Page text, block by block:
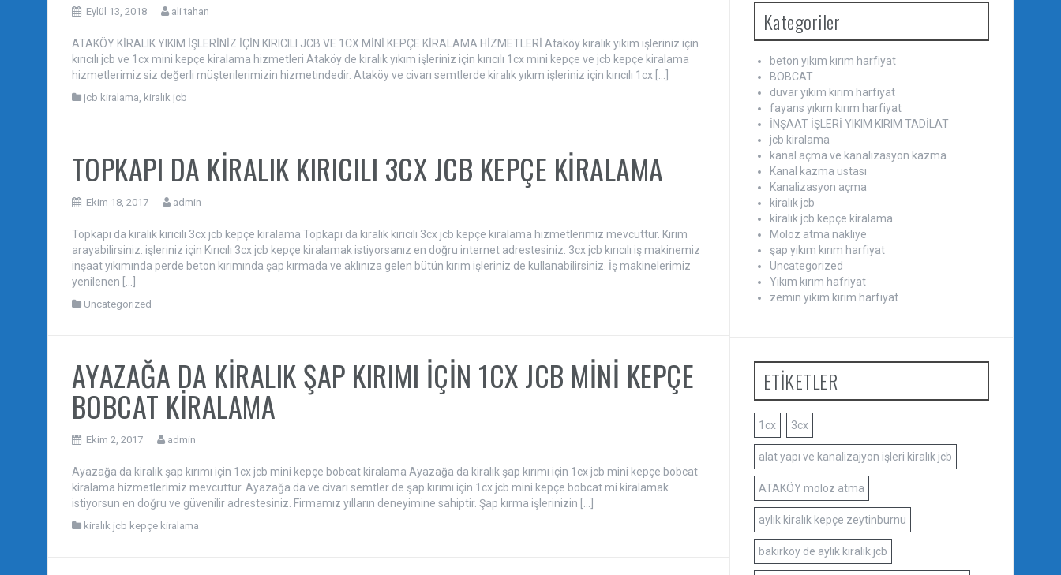
Eylül 13, 2018 ali tahan
ATAKÖY KİRALIK YIKIM İŞLERİNİZ İÇİN KIRICILI JCB VE 1CX MİNİ KEPÇE KİRALAMA HİZMETLERİ Ataköy kiralık yıkım işleriniz için
kırıcılı jcb ve 1cx mini kepçe kiralama hizmetleri Ataköy de kiralık yıkım işleriniz için kırıcılı 1cx mini kepçe ve jcb kepçe kiralama
hizmetlerimiz siz değerli müşterilerimizin hizmetindedir. Ataköy ve civarı semtlerde kiralık yıkım işleriniz için kırıcılı 1cx […]
jcb kiralama, kiralık jcb
TOPKAPI DA KİRALIK KIRICILI 3CX JCB KEPÇE KİRALAMA
Ekim 18, 2017 admin
Topkapı da kiralık kırıcılı 3cx jcb kepçe kiralama Topkapı da kiralık kırıcılı 3cx jcb kepçe kiralama hizmetlerimiz mevcuttur. Kırım
arayabilirsiniz. işleriniz için Kırıcılı 3cx jcb kepçe kiralamak istiyorsanız en doğru internet adrestesiniz. 3cx jcb kırıcılı iş makinemiz
inşaat yıkımında perde beton kırımında şap kırmada ve aklınıza gelen bütün kırım işleriniz de kullanabilirsiniz. İş makinelerimiz
yenilenen […]
Uncategorized
AYAZAĞA DA KİRALIK ŞAP KIRIMI İÇİN 1CX JCB MİNİ KEPÇE
BOBCAT KİRALAMA
Ekim 2, 2017 admin
Ayazağa da kiralık şap kırımı için 1cx jcb mini kepçe bobcat kiralama Ayazağa da kiralık şap kırımı için 1cx jcb mini kepçe bobcat
kiralama hizmetlerimiz mevcuttur. Ayazağa da ve civarı semtler de şap kırımı için 1cx jcb mini kepçe bobcat mi kiralamak
istiyorsun en doğru ve güvenilir adrestesiniz. Firmamız yılların deneyimine sahiptir. Şap kırma işlerinizin […]
kiralık jcb kepçe kiralama
Kategoriler
beton yıkım kırım harfiyat
BOBCAT
duvar yıkım kırım harfiyat
fayans yıkım kırım harfiyat
İNŞAAT İŞLERİ YIKIM KIRIM TADİLAT
jcb kiralama
kanal açma ve kanalizasyon kazma
Kanal kazma ustası
Kanalizasyon açma
kiralık jcb
kiralık jcb kepçe kiralama
Moloz atma nakliye
şap yıkım kırım harfiyat
Uncategorized
Yıkım kırım hafriyat
zemin yıkım kırım harfiyat
ETİKETLER
1cx 3cx
alat yapı ve kanalizajyon işleri kiralık jcb
ATAKÖY moloz atma
aylık kiralık kepçe zeytinburnu
bakırköy de aylık kiralık jcb